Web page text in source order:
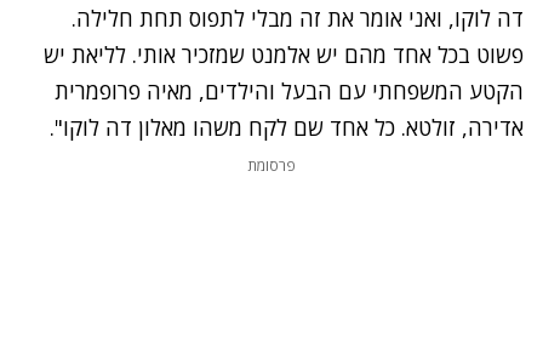
דה לוקו, ואני אומר את זה מבלי לתפוס תחת חלילה.
פשוט בכל אחד מהם יש אלמנט שמזכיר אותי. לליאת יש
הקטע המשפחתי עם הבעל והילדים, מאיה פרופמרית
אדירה, זולטא. כל אחד שם לקח משהו מאלון דה לוקו".
פרסומת